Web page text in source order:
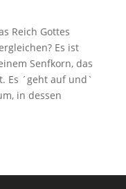
Reich Gottes
Es ist
Senfkorn, das
Es ´geht auf und`
in dessen